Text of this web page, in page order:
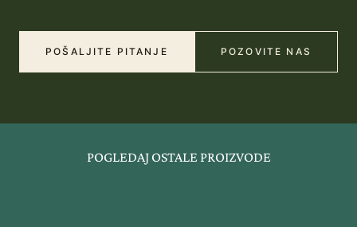
POŠALJITE PITANJE POZOVITE NAS
POGLEDAJ OSTALE PROIZVODE